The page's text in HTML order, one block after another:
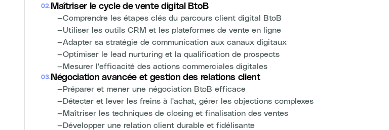
02. Maîtriser le cycle de vente digital BtoB
—Comprendre les étapes clés du parcours client digital BtoB
—Utiliser les outils CRM et les plateformes de vente en ligne
—Adapter sa stratégie de communication aux canaux digitaux
—Optimiser le lead nurturing et la qualification de prospects
—Mesurer l'efficacité des actions commerciales digitales
03. Négociation avancée et gestion des relations client
—Préparer et mener une négociation BtoB efficace
—Détecter et lever les freins à l'achat, gérer les objections complexes
—Maîtriser les techniques de closing et finalisation des ventes
—Développer une relation client durable et fidélisante